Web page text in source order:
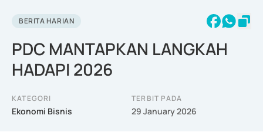
BERITA HARIAN
PDC MANTAPKAN LANGKAH
HADAPI 2026
KATEGORI
Ekonomi Bisnis
TERBIT PADA
29 January 2026